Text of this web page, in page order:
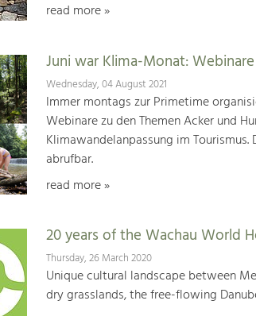
read more »
Juni war Klima-Monat:
Wednesday, 04 August 2021
Immer montags zur Primetime
Webinare zu den Themen Acker und
Klimawandelanpassung im
abrufbar.
read more »
20 years of the Wachau World
Thursday, 26 March 2020
Unique cultural landscape between
dry grasslands, the free-flowing